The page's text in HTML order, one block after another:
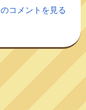
コメントを見る